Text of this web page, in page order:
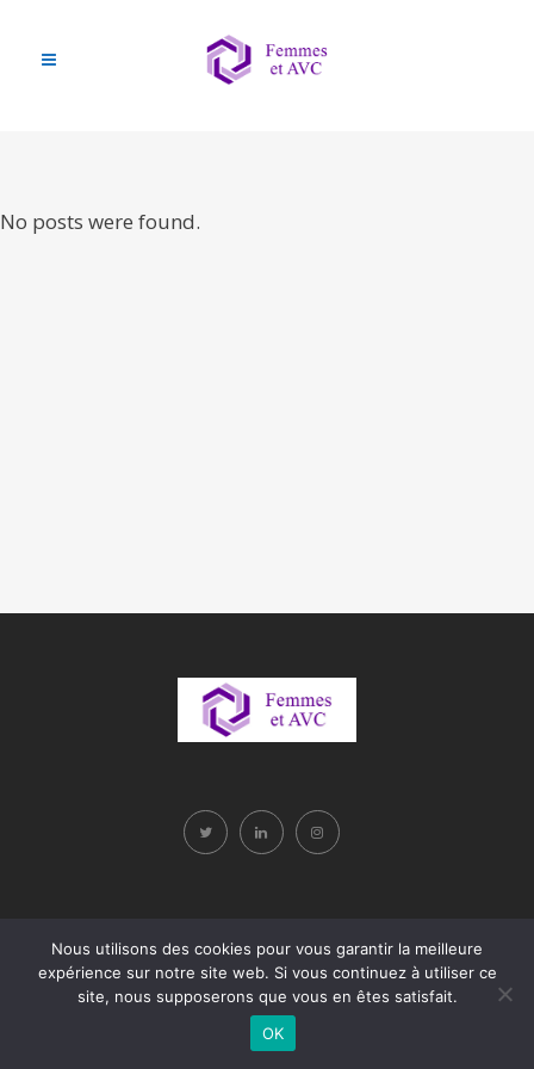
No posts were found.
Site développé par Sollerto
Nous utilisons des cookies pour vous garantir la meilleure
expérience sur notre site web. Si vous continuez à utiliser ce
site, nous supposerons que vous en êtes satisfait.
OK